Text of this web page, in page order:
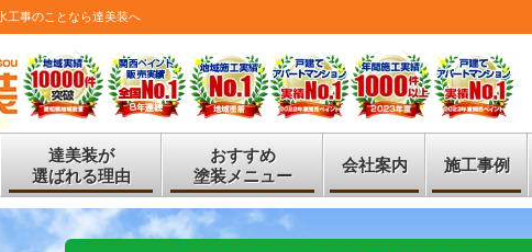
工事のことなら達美装へ
達美装が
選ばれる理由
おすすめ
塗装メニュー
会社案内 施工事例